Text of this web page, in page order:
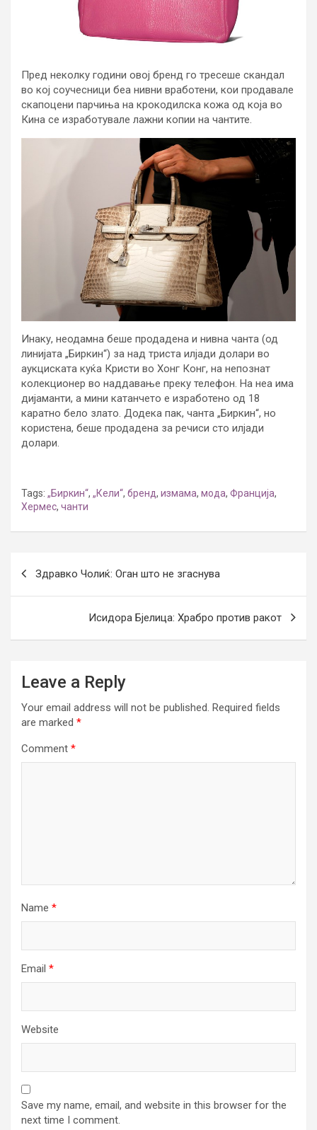
Пред неколку години овој бренд го тресеше скандал
во кој соучесници беа нивни вработени, кои продавале
скапоцени парчиња на крокодилска кожа од која во
Кина се изработувале лажни копии на чантите.
Инаку, неодамна беше продадена и нивна чанта (од
линијата „Биркин“) за над триста илјади долари во
аукциската куќа Кристи во Хонг Конг, на непознат
колекционер во наддавање преку телефон. На неа има
дијаманти, а мини катанчето е изработено од 18
каратно бело злато. Додека пак, чанта „Биркин“, но
користена, беше продадена за речиси сто илјади
долари.
Tags: „Биркин“, „Кели“, бренд, измама, мода, Франција,
Хермес, чанти
navigation
Здравко Чолиќ: Оган што не згаснува
Исидора Бјелица: Храбро против ракот
Leave a Reply
Your email address will not be published. Required fields
are marked *
Comment *
Name *
Email *
Website
Save my name, email, and website in this browser for the
next time I comment.